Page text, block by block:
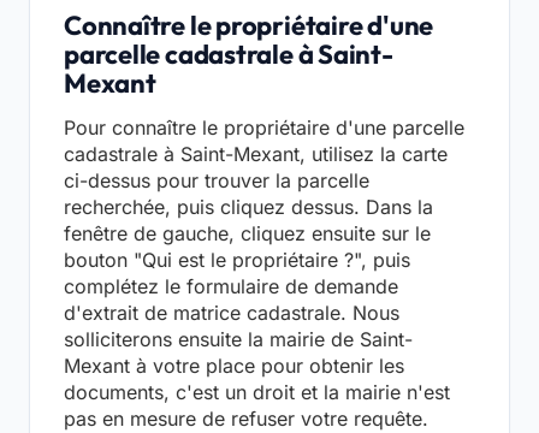
Connaître le propriétaire d'une
parcelle cadastrale à Saint-
Mexant
Pour connaître le propriétaire d'une parcelle
cadastrale à Saint-Mexant, utilisez la carte
ci-dessus pour trouver la parcelle
recherchée, puis cliquez dessus. Dans la
fenêtre de gauche, cliquez ensuite sur le
bouton "Qui est le propriétaire ?", puis
complétez le formulaire de demande
d'extrait de matrice cadastrale. Nous
solliciterons ensuite la mairie de Saint-
Mexant à votre place pour obtenir les
documents, c'est un droit et la mairie n'est
pas en mesure de refuser votre requête.